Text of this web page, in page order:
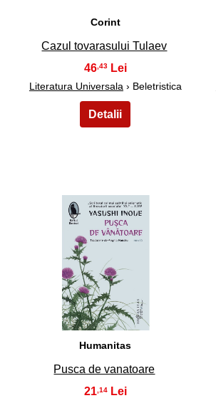
Corint
Cazul tovarasului Tulaev
46,43
Literatura Universala › Beletristica
31
Humanitas
Pusca de vanatoare
21 ,14